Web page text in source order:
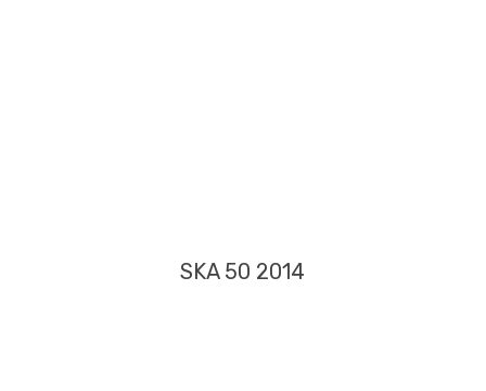
SKA 50 2014